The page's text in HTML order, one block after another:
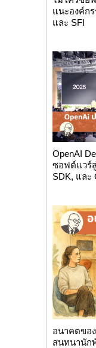
แนะองค์ก
และ SFI
OpenAI
ซอฟต์แวร์
SDK, และ
อนาคตขอ
สนทนานัก